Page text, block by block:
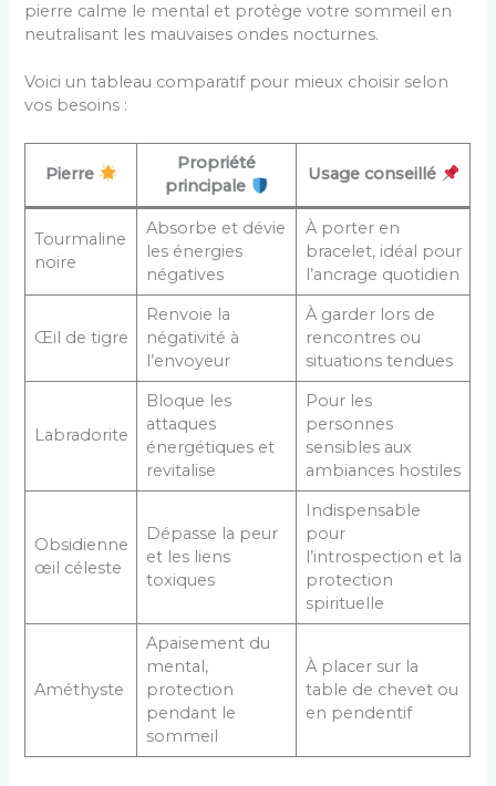
pierre calme le mental et protège votre sommeil en
neutralisant les mauvaises ondes nocturnes.
Voici un tableau comparatif pour mieux choisir selon
vos besoins :
Pierre
Propriété
principale
Usage conseillé
Tourmaline
noire
Absorbe et dévie
les énergies
négatives
À porter en
bracelet, idéal pour
l’ancrage quotidien
Œil de tigre
Renvoie la
négativité à
l’envoyeur
À garder lors de
rencontres ou
situations tendues
Labradorite
Bloque les
attaques
énergétiques et
revitalise
Pour les
personnes
sensibles aux
ambiances hostiles
Obsidienne
œil céleste
Dépasse la peur
et les liens
toxiques
Indispensable
pour
l’introspection et la
protection
spirituelle
Améthyste
Apaisement du
mental,
protection
pendant le
sommeil
À placer sur la
table de chevet ou
en pendentif